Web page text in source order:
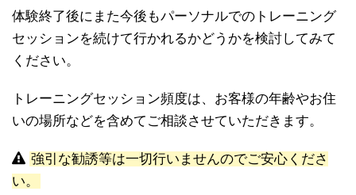
体験終了後にまた今後もパーソナルでのトレーニング
セッションを続けて行かれるかどうかを検討してみて
ください。
トレーニングセッション頻度は、お客様の年齢やお住
いの場所などを含めてご相談させていただきます。
強引な勧誘等は一切行いませんのでご安心くださ
い。